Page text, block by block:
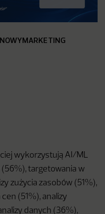
wykorzystują AI/ML
targetowania w
zużycia zasobów (51%),
(51%), analizy
danych (36%),